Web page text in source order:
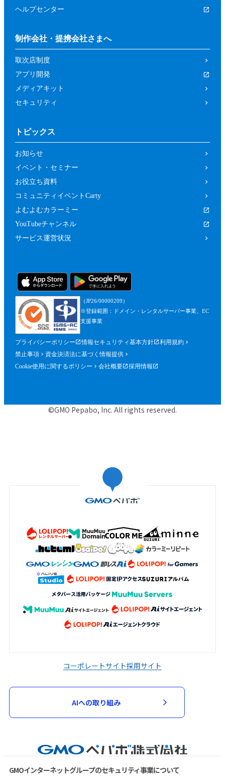
ヘルプセンター
制作会社・提携会社さまへ
取次店制度
アプリ開発
メディアキット
セキュリティ
トピックス
お知らせ
イベント・セミナー
お役立ち資料
コミュニティイベントCarty
よむよむカラーミー
YouTubeチャンネル
サービス運営状況
（JP26/00000209）
※登録範囲：ドメイン・レンタルサーバー事業、EC
支援事業
プライバシーポリシー 情報セキュリティ基本方針
利用規約
禁止事項
資金決済法に基づく情報提供
Cookie使用に関するポリシー
会社概要 採用情報
©GMO Pepabo, Inc. All rights reserved.
コーポレートサイト採用サイト
AIへの取り組み
GMOインターネットグループのセキュリティ事業について